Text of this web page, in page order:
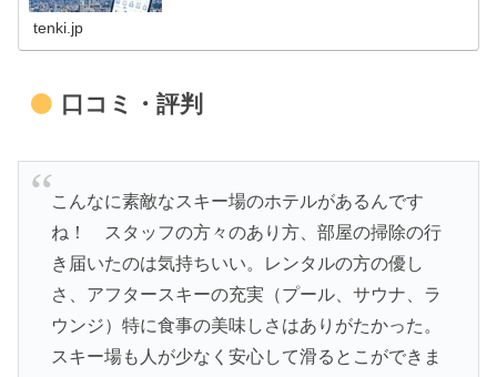
tenki.jp
口コミ・評判
こんなに素敵なスキー場のホテルがあるんです
ね！ スタッフの方々のあり方、部屋の掃除の行
き届いたのは気持ちいい。レンタルの方の優し
さ、アフタースキーの充実（プール、サウナ、ラ
ウンジ）特に食事の美味しさはありがたかった。
スキー場も人が少なく安心して滑るとこができま